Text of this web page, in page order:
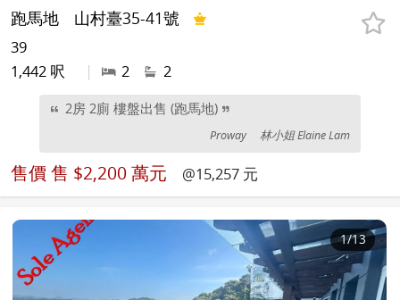
跑馬地 山村臺35-41號
39
1,442 呎
| 2 2
2房 2廁 樓盤出售 (跑馬地)
Proway 林小姐 Elaine Lam
售價 售 $2,200 萬元 @15,257 元
1/13